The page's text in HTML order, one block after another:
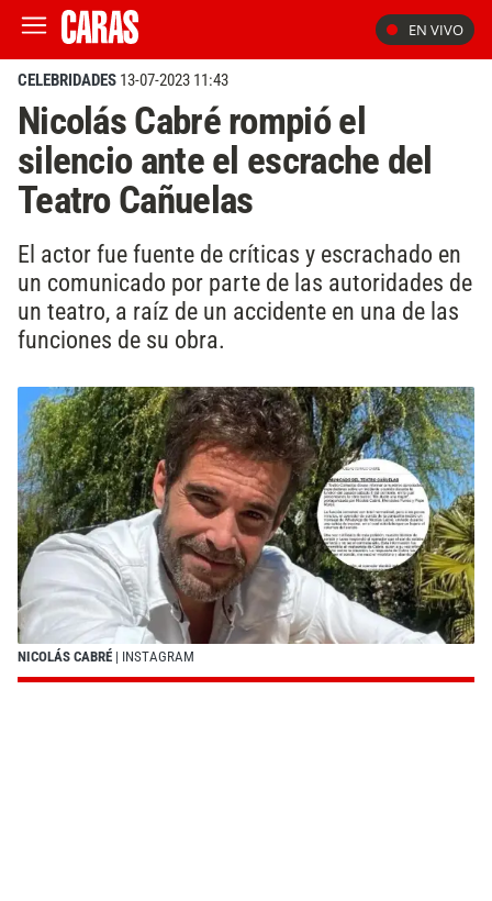
EN VIVO
CELEBRIDADES 13-07-2023 11:43
Nicolás Cabré rompió el
silencio ante el escrache del
Teatro Cañuelas
El actor fue fuente de críticas y escrachado en
un comunicado por parte de las autoridades de
un teatro, a raíz de un accidente en una de las
funciones de su obra.
NICOLÁS CABRÉ | INSTAGRAM